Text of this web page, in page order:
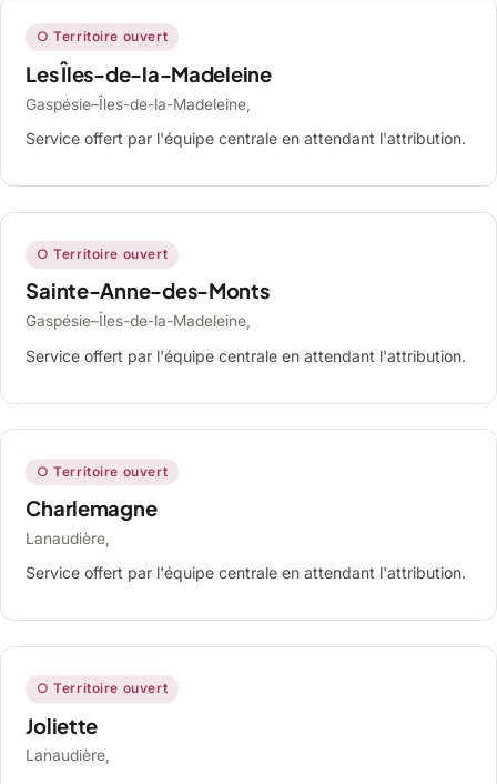
○ Territoire ouvert
Les Îles-de-la-Madeleine
Gaspésie–Îles-de-la-Madeleine,
Service offert par l'équipe centrale en attendant l'attribution.
○ Territoire ouvert
Sainte-Anne-des-Monts
Gaspésie–Îles-de-la-Madeleine,
Service offert par l'équipe centrale en attendant l'attribution.
○ Territoire ouvert
Charlemagne
Lanaudière,
Service offert par l'équipe centrale en attendant l'attribution.
○ Territoire ouvert
Joliette
Lanaudière,